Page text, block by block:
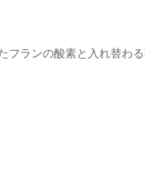
フランの酸素と入れ替わる